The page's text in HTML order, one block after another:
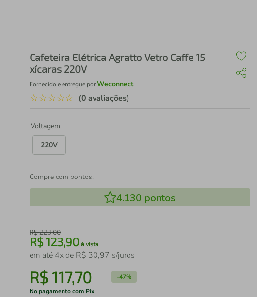
Cafeteira Elétrica Agratto Vetro Caffe 15
xícaras 220V
Fornecido e entregue porWeconnect
☆☆☆☆☆ (0 avaliações)
Voltagem
220V
Compre com pontos:
4.130 pontos
R$223,00
R$123,90 à vista
em até 4x de R$ 30,97 s/juros
R$117,70 -47%
No pagamento com Pix